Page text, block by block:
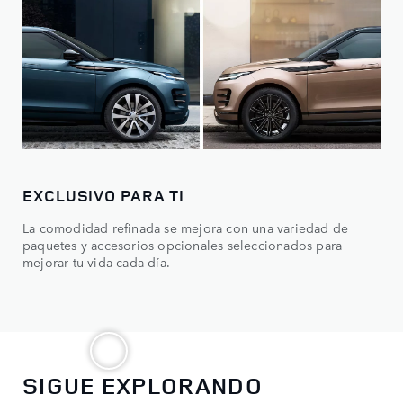
EXCLUSIVO PARA TI
La comodidad refinada se mejora con una variedad de
paquetes y accesorios opcionales seleccionados para
mejorar tu vida cada día.
SIGUE EXPLORANDO